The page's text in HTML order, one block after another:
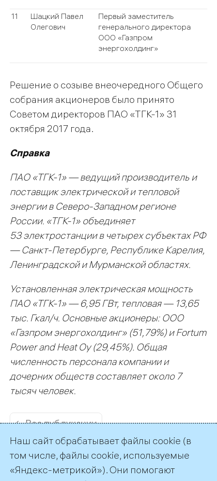
11
Шацкий Павел
Олегович
Первый заместитель
генерального директора
ООО «Газпром
энергохолдинг»
Решение о созыве внеочередного Общего
собрания акционеров было принято
Советом директоров ПАО «ТГК-1» 31
октября 2017 года.
Справка
ПАО «ТГК-1» — ведущий производитель и
поставщик электрической и тепловой
энергии в Северо-Западном регионе
России. «ТГК-1» объединяет
53 электростанции в четырех субъектах РФ
— Санкт-Петербурге, Республике Карелия,
Ленинградской и Мурманской областях.
Установленная электрическая мощность
ПАО «ТГК-1» — 6,95 ГВт, тепловая — 13,65
тыс. Гкал/ч. Основные акционеры: ООО
«Газпром энергохолдинг» (51,79%) и Fortum
Power and Heat Oy (29,45%). Общая
численность персонала компании и
дочерних обществ составляет около 7
тысяч человек.
← Все публикации
Наш сайт обрабатывает файлы cookie (в
том числе, файлы cookie, используемые
«Яндекс-метрикой»). Они помогают